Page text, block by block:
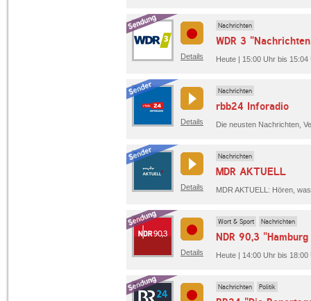
Details
Nachrichten
WDR 3
Heute | 15:00 Uhr bis 15:04
Details
Nachrichten
rbb24 Inforadio
Details
Nachrichten
MDR AKTUELL
Details
Wort & Sport Nachrichten
NDR 90,3
Heute | 14:00 Uhr bis
Nachrichten Politik